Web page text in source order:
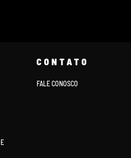
CONTATO
FALE CONOSCO